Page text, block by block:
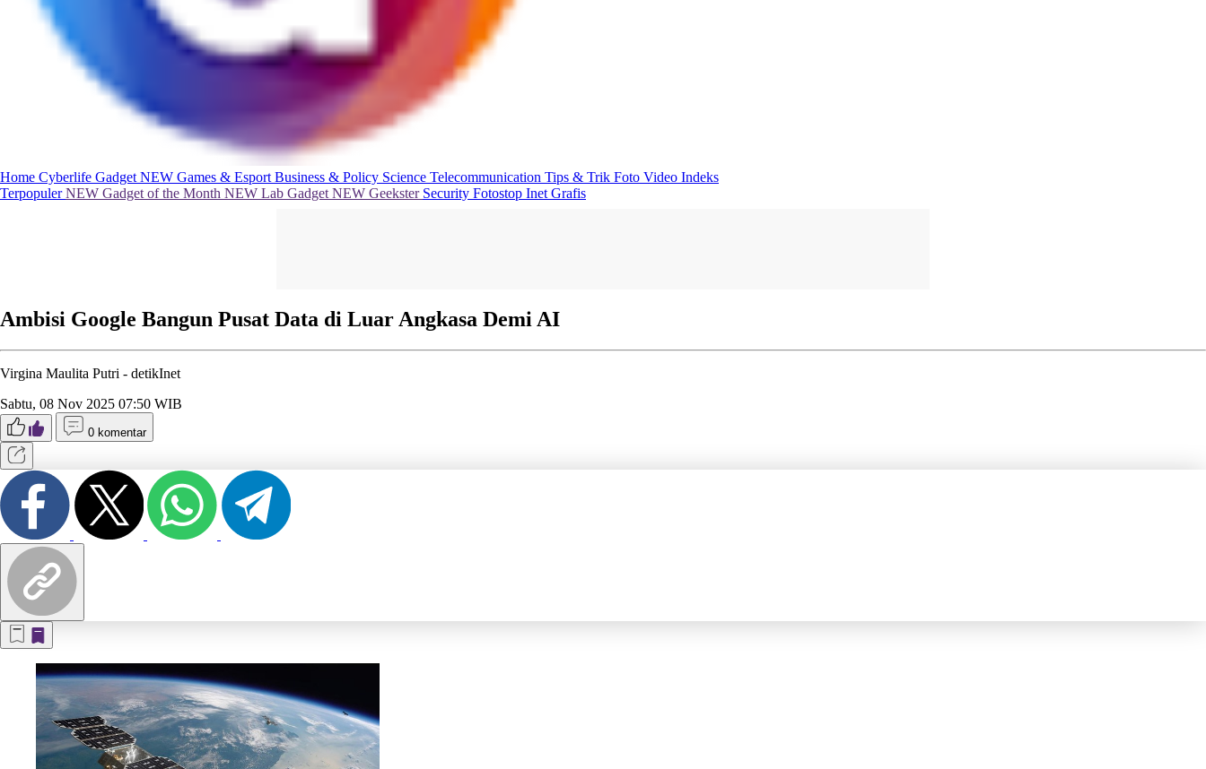
Home Cyberlife Gadget NEW Games & Esport Business & Policy Science Telecommunication Tips & Trik Foto Video Indeks
TerpopulerNEW Gadget of the Month NEW Lab Gadget NEW Geekster Security Fotostop Inet Grafis
Ambisi Google Bangun Pusat Data di Luar Angkasa Demi AI
Virgina Maulita Putri - detikInet
Sabtu, 08 Nov 2025 07:50 WIB
0 komentar